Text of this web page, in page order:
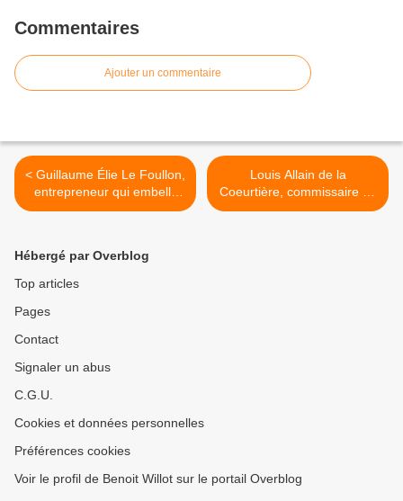
Commentaires
Ajouter un commentaire
< Guillaume Élie Le Foullon,
entrepreneur qui embellit
Polangis
Louis Allain de la
Coeurtière, commissaire de
marine et propriétaire
Hébergé par Overblog
Top articles
Pages
Contact
Signaler un abus
C.G.U.
Cookies et données personnelles
Préférences cookies
Voir le profil de Benoit Willot sur le portail Overblog